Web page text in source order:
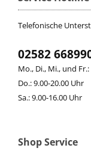
Telefonische
02582
Mo., Di., Mi., und
Do.: 9.00-20.00 Uhr
Sa.: 9.00-16.00 Uhr
Shop Service
CAVALLERIA
ESKADRON
FAIR PLAY